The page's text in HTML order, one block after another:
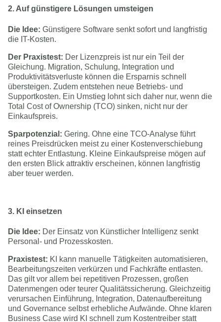
2. Auf günstigere Lösungen umsteigen
Die Idee: Günstigere Software senkt sofort und langfristig
die IT-Kosten.
Der Praxistest: Der Lizenzpreis ist nur ein Teil der
Gleichung. Migration, Schulung, Integration und
Produktivitätsverluste können die Ersparnis schnell
übersteigen. Zudem entstehen neue Betriebs- und
Supportkosten. Ein Umstieg lohnt sich daher nur, wenn die
Total Cost of Ownership (TCO) sinken, nicht nur der
Einkaufspreis.
Sparpotenzial: Gering. Ohne eine TCO-Analyse führt
reines Preisdrücken meist zu einer Kostenverschiebung
statt echter Entlastung. Kleine Einkaufspreise mögen auf
den ersten Blick attraktiv erscheinen, können langfristig
aber teuer werden.
3. KI einsetzen
Die Idee: Der Einsatz von Künstlicher Intelligenz senkt
Personal- und Prozesskosten.
Praxistest: KI kann manuelle Tätigkeiten automatisieren,
Bearbeitungszeiten verkürzen und Fachkräfte entlasten.
Das gilt vor allem bei repetitiven Prozessen, großen
Datenmengen oder teurer Qualitätssicherung. Gleichzeitig
verursachen Einführung, Integration, Datenaufbereitung
und Governance selbst erhebliche Aufwände. Ohne klaren
Business Case wird KI schnell zum Kostentreiber statt